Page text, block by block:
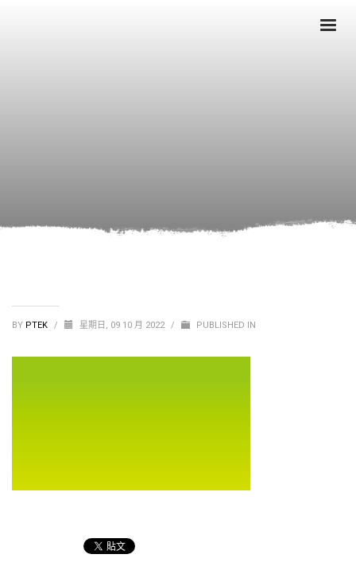
BY PTEK / 星期日, 09 10 月 2022 / PUBLISHED IN